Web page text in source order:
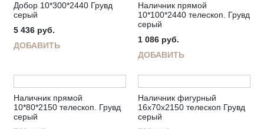
Добор 10*300*2440 Грувд
серый
5 436 руб.
ДОБАВИТЬ
Наличник прямой
10*100*2440 телескоп. Грувд
серый
1 086 руб.
ДОБАВИТЬ
Наличник прямой
10*80*2150 телескоп. Грувд
серый
Наличник фигурный
16х70х2150 телескоп Грувд
серый